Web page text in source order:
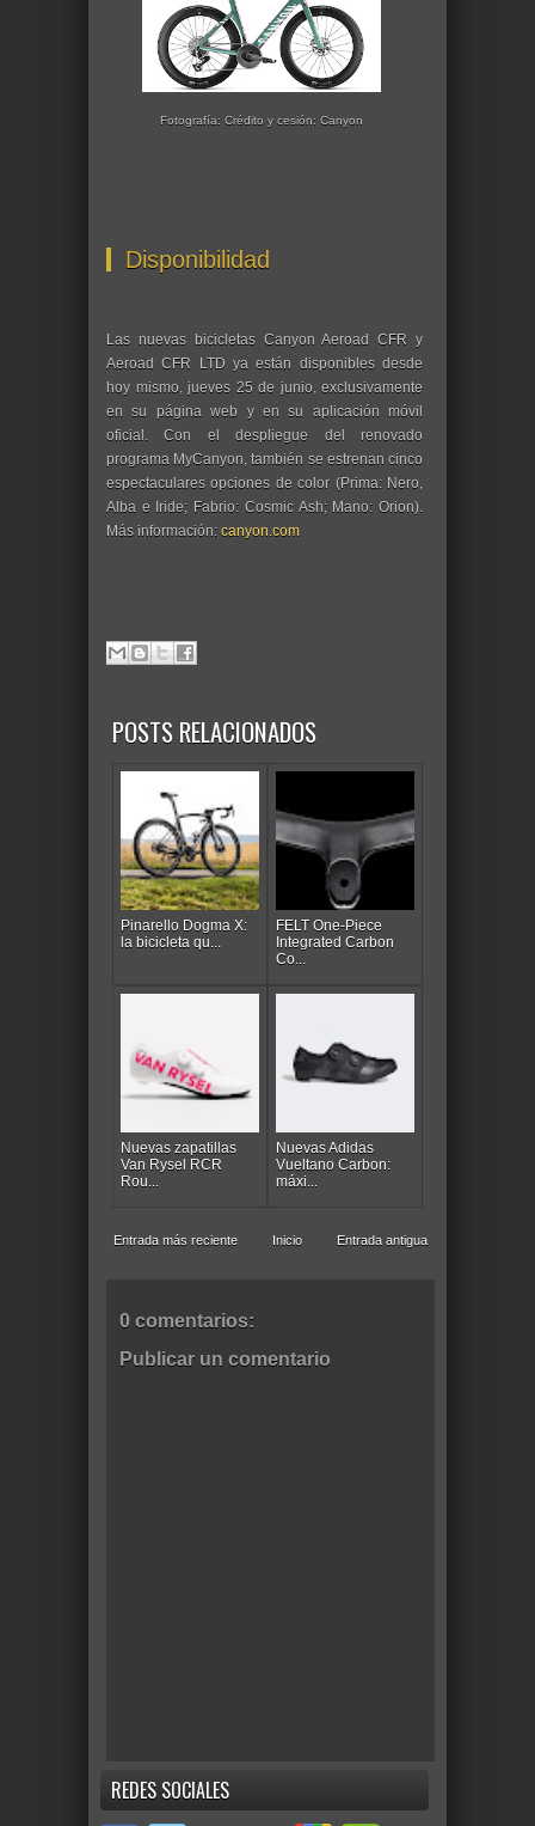
Fotografía: Crédito y cesión: Canyon
Disponibilidad
Las nuevas bicicletas Canyon Aeroad CFR y
Aeroad CFR LTD ya están disponibles desde
hoy mismo, jueves 25 de junio, exclusivamente
en su página web y en su aplicación móvil
oficial. Con el despliegue del renovado
programa MyCanyon, también se estrenan cinco
espectaculares opciones de color (Prima: Nero,
Alba e Iride; Fabrio: Cosmic Ash; Mano: Orion).
Más información: canyon.com
POSTS RELACIONADOS
Pinarello Dogma X:
la bicicleta qu...
FELT One-Piece
Integrated Carbon
Co...
Nuevas zapatillas
Van Rysel RCR
Rou...
Nuevas Adidas
Vueltano Carbon:
máxi...
Entrada más reciente Entrada antigua
Inicio
0 comentarios:
Publicar un comentario
REDES SOCIALES